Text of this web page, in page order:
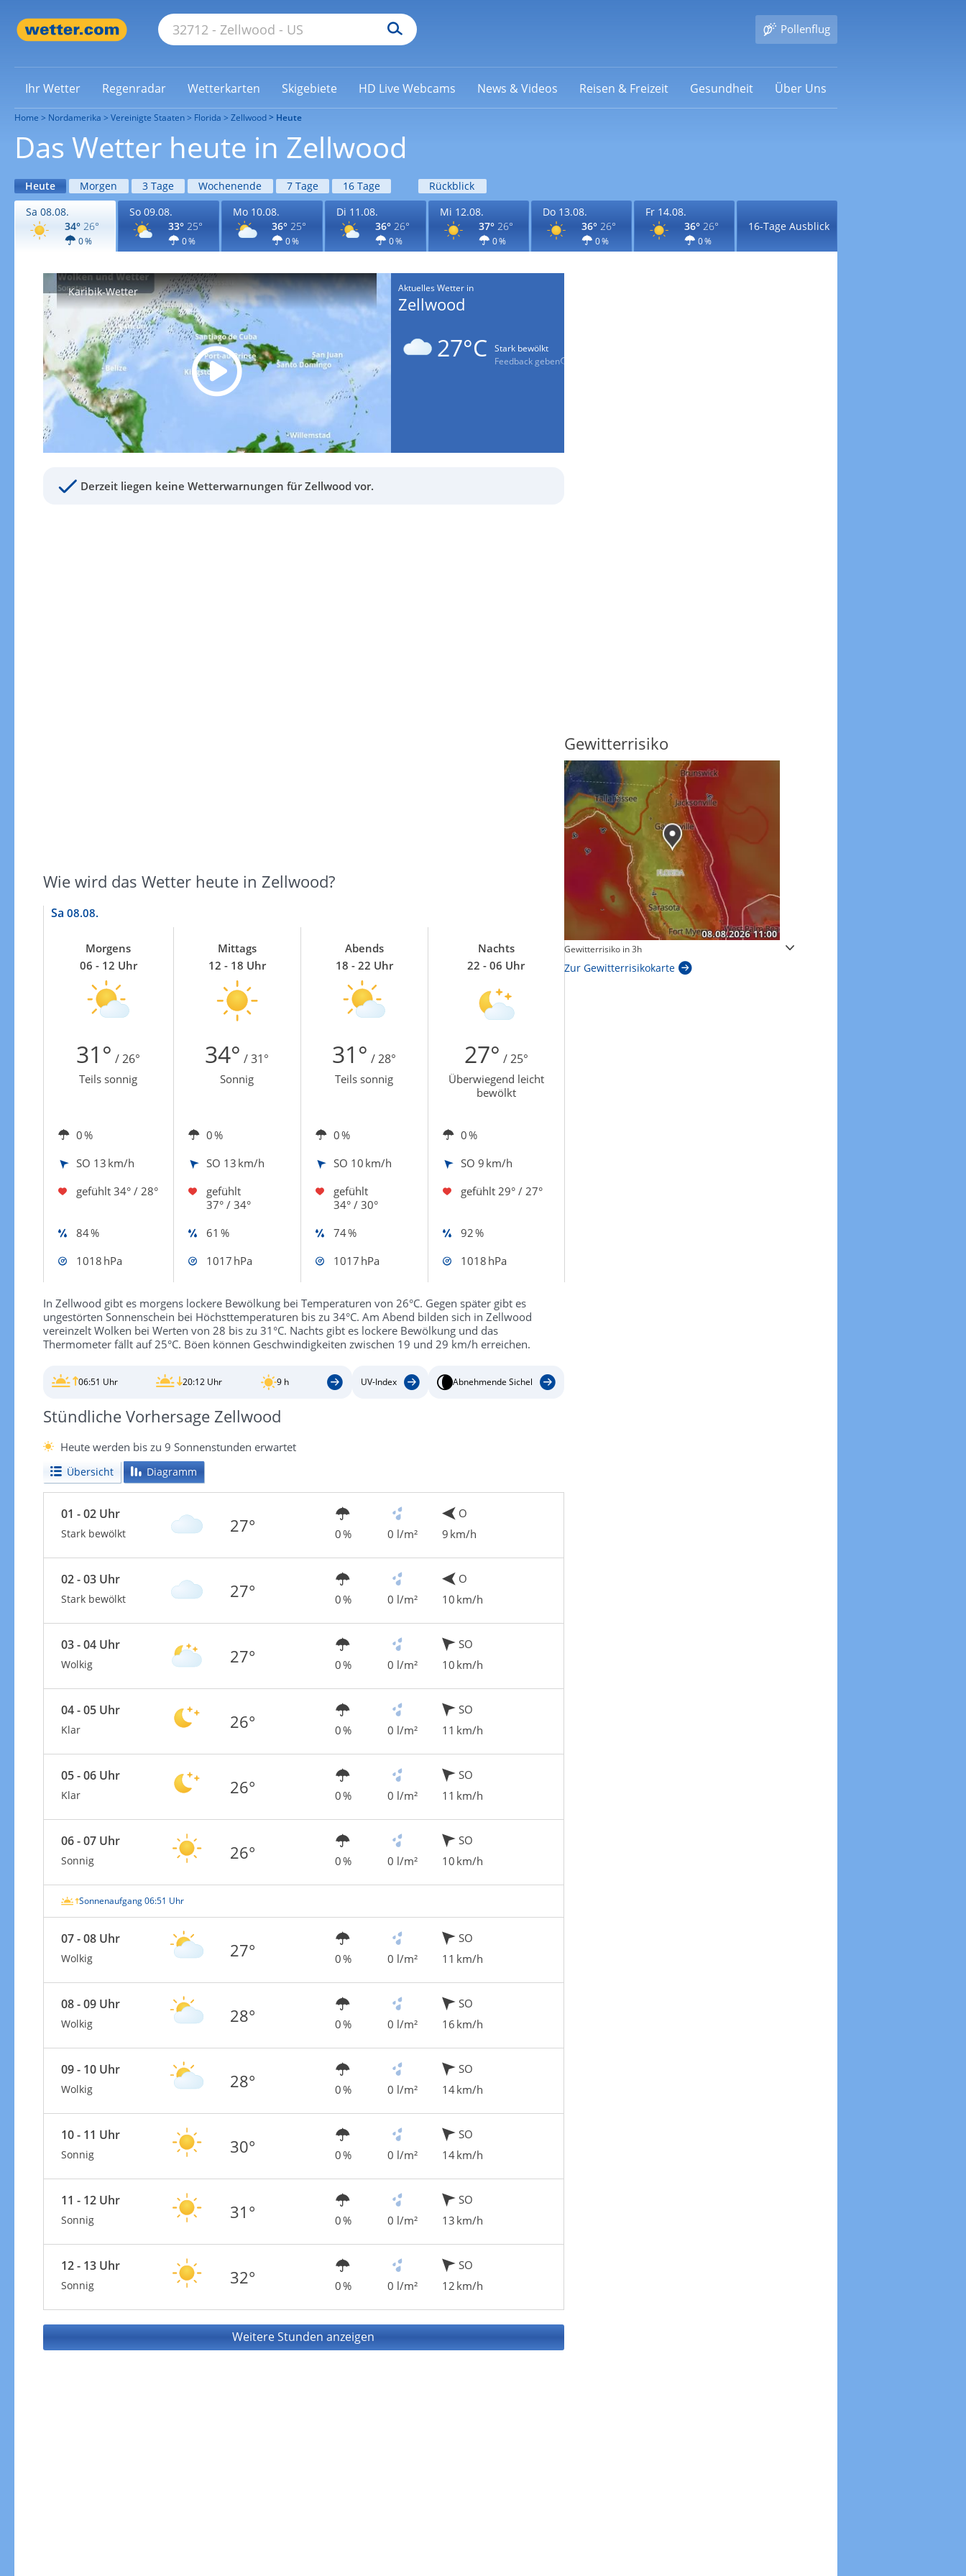
Pollenflug
Ihr Wetter Regenradar Wetterkarten Skigebiete HD Live Webcams News & Videos Reisen & Freizeit Gesundheit Über Uns
Home Nordamerika Vereinigte Staaten Florida Zellwood Heute
Das Wetter heute in Zellwood
Heute Morgen 3 Tage Wochenende 7 Tage 16 Tage
Rückblick
Sa 08.08.
34° 26°
0 %
So 09.08.
33° 25°
0 %
Mo 10.08.
36° 25°
0 %
Di 11.08.
36° 26°
0 %
Mi 12.08.
37° 26°
0 %
Do 13.08.
36° 26°
0 %
Fr 14.08.
36° 26°
0 %
16-Tage Ausblick
Karibik-Wetter Aktuelles Wetter in
Zellwood
27°C
Stark bewölkt
Feedback geben
Derzeit liegen keine Wetterwarnungen für Zellwood vor.
Wie wird das Wetter heute in Zellwood?
Sa 08.08.
Morgens
06 - 12 Uhr
Mittags
12 - 18 Uhr
Abends
18 - 22 Uhr
Nachts
22 - 06 Uhr
31° / 26° 34° / 31° 31° / 28° 27° / 25°
Teils sonnig Sonnig Teils sonnig
Überwiegend leicht
bewölkt
0 % 0 % 0 %
0 %
SO 13 km/h SO 13 km/h SO 10 km/h SO 9 km/h
gefühlt 34° / 28°
gefühlt
37° / 34°
gefühlt
34° / 30°
gefühlt 29° / 27°
84 % 61 % 74 %
92 %
1018 hPa
1017 hPa 1017 hPa 1018 hPa
In Zellwood gibt es morgens lockere Bewölkung bei Temperaturen von 26°C. Gegen später gibt es
ungestörten Sonnenschein bei Höchsttemperaturen bis zu 34°C. Am Abend bilden sich in Zellwood
vereinzelt Wolken bei Werten von 28 bis zu 31°C. Nachts gibt es lockere Bewölkung und das
Thermometer fällt auf 25°C. Böen können Geschwindigkeiten zwischen 19 und 29 km/h erreichen.
06:51 Uhr 20:12 Uhr 9 h UV-Index Abnehmende Sichel
Stündliche Vorhersage Zellwood
Heute werden bis zu 9 Sonnenstunden erwartet
Übersicht Diagramm
01 - 02 Uhr
Stark bewölkt 27° 0 % 0 l/m²
O
9 km/h
02 - 03 Uhr
Stark bewölkt 27° 0 % 0 l/m²
O
10 km/h
03 - 04 Uhr
Wolkig 27° 0 % 0 l/m²
SO
10 km/h
04 - 05 Uhr
Klar 26° 0 % 0 l/m²
SO
11 km/h
05 - 06 Uhr
Klar 26° 0 % 0 l/m²
SO
11 km/h
06 - 07 Uhr
Sonnig 26° 0 % 0 l/m²
SO
10 km/h
Sonnenaufgang 06:51 Uhr
07 - 08 Uhr
Wolkig 27° 0 % 0 l/m²
SO
11 km/h
08 - 09 Uhr
Wolkig 28° 0 % 0 l/m²
SO
16 km/h
09 - 10 Uhr
Wolkig 28° 0 % 0 l/m²
SO
14 km/h
10 - 11 Uhr
Sonnig 30° 0 % 0 l/m²
SO
14 km/h
11 - 12 Uhr
Sonnig 31° 0 % 0 l/m²
SO
13 km/h
12 - 13 Uhr
Sonnig 32° 0 % 0 l/m²
SO
12 km/h
Weitere Stunden anzeigen
Windgeschwindigkeiten in 3h
Zur Windgeschwindigkeitenkarte
Sonnenschein heute
Zur Sonnenscheindauerkarte
Gewitterrisiko
Gewitterrisiko in 3h
Zur Gewitterrisikokarte
Windböen heute